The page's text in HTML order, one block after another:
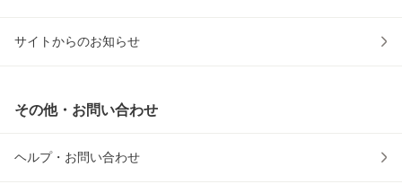
サイトからのお知らせ
その他・お問い合わせ
ヘルプ・お問い合わせ